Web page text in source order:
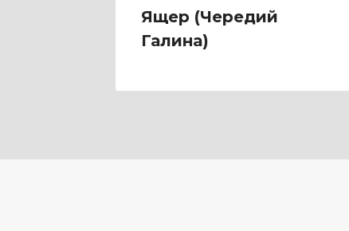
Ящер (Чередий
Галина)